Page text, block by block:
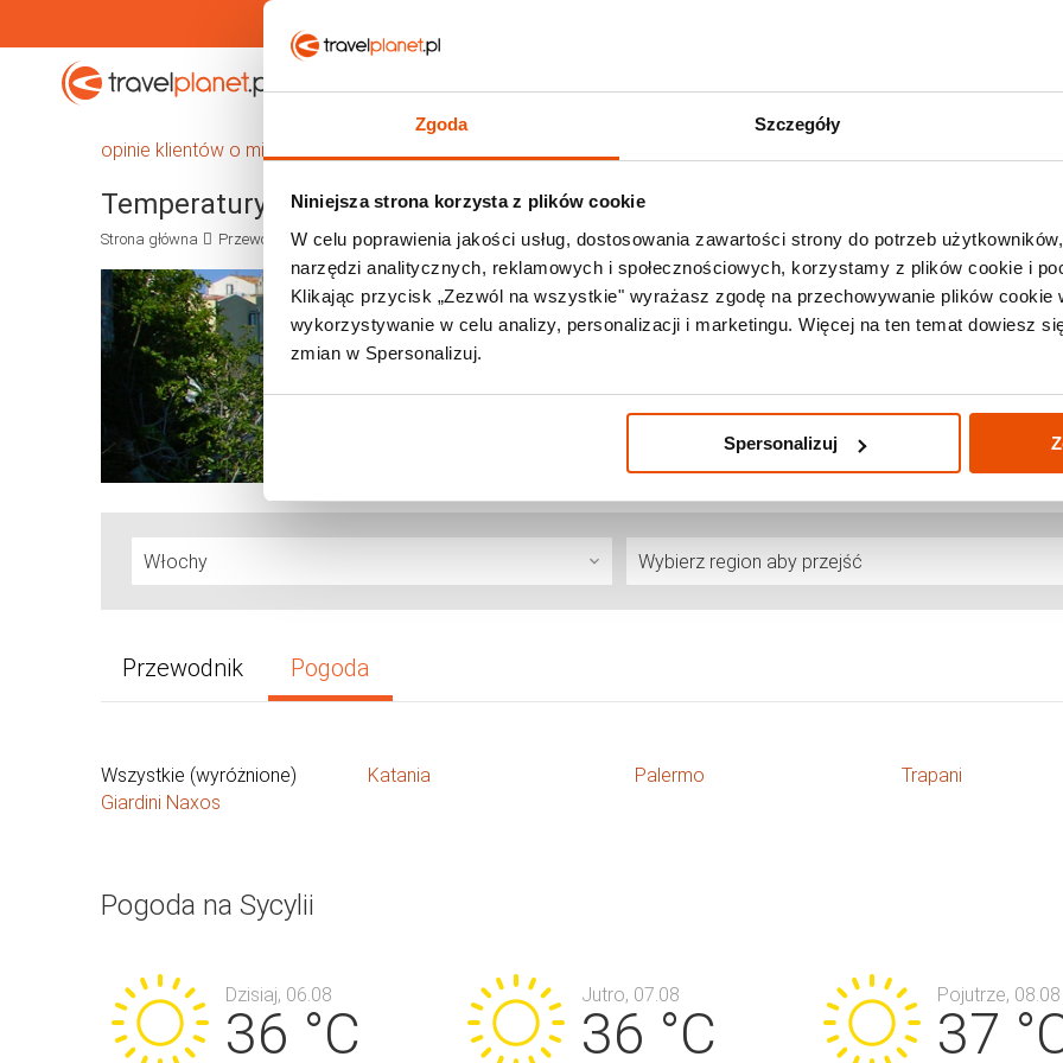
Zgoda Szczegóły
Niniejsza strona korzysta z plików cookie
W celu poprawienia jakości usług, dostosowania zawartości strony do potrzeb
narzędzi analitycznych, reklamowych i społecznościowych, korzystamy z plików cookie i
Klikając przycisk „Zezwól na wszystkie" wyrażasz zgodę na przechowywanie plików cookie
wykorzystywanie w celu analizy, personalizacji i marketingu. Więcej na ten temat dowiesz
zmian w Spersonalizuj.
Spersonalizuj
Travelplanet.pl
opinie klientów o miejscowościach na Sycylii
Temperatury i pogoda na Sycylii
Strona główna Przewodnik Europa Włochy Sycylia Temperatury
Przewodnik Pogoda
Wszystkie (wyróżnione)
Giardini Naxos
Katania Palermo Trapani
Pogoda na Sycylii
Dzisiaj, 06.08
36 °C
Jutro, 07.08
36 °C
Pojutrze, 08.08
37